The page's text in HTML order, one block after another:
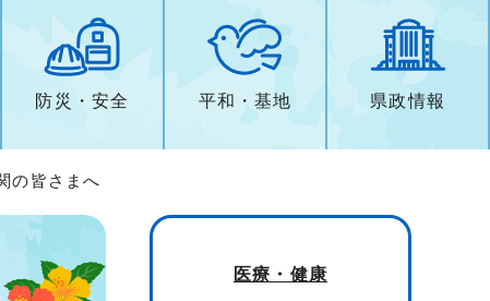
防災・安全 平和・基地 県政情報
の皆さまへ
医療・健康